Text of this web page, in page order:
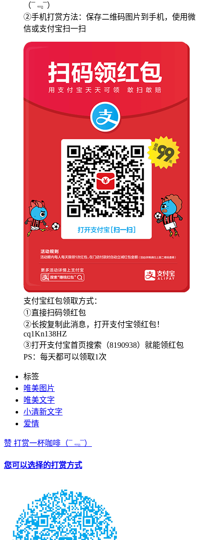
（¯﹃¯）
②手机打赏方法：保存二维码图片到手机，使用微
信或支付宝扫一扫
支付宝红包领取方式：
①直接扫码领红包
②长按复制此消息，打开支付宝领红包！
cq1Kn138HZ
③打开支付宝首页搜索（8190938）就能领红包
PS：每天都可以领取1次
标签
唯美图片
唯美文字
小清新文字
爱情
赞 打赏一杯咖啡 （¯﹃¯）
您可以选择的打赏方式